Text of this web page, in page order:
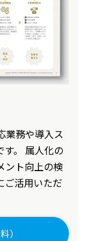
業務や導入ス
。 属人化の
ント向上の検
ご活用いただ
）